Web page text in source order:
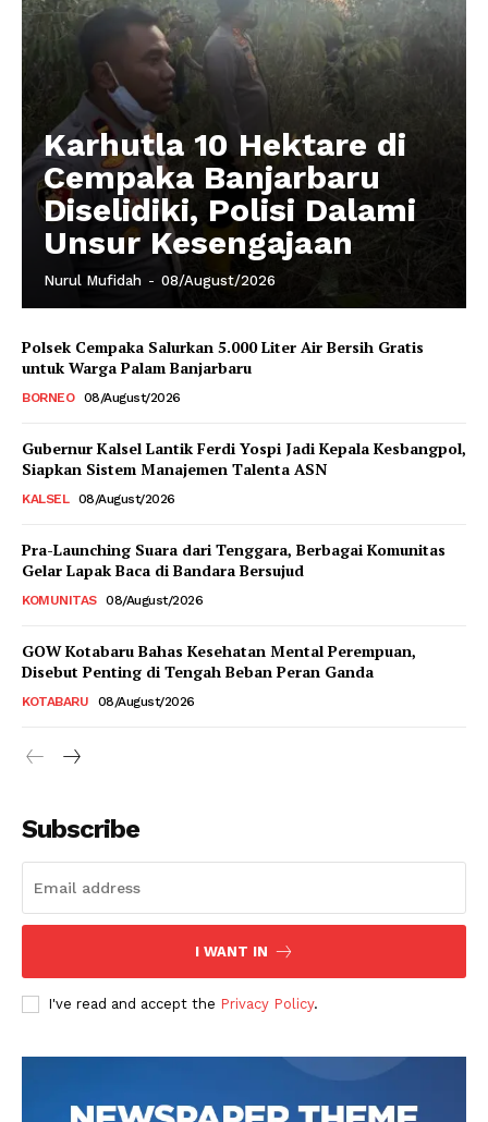
Karhutla 10 Hektare di
Cempaka Banjarbaru
Diselidiki, Polisi Dalami
Unsur Kesengajaan
Nurul Mufidah - 08/August/2026
Polsek Cempaka Salurkan 5.000 Liter Air Bersih Gratis
untuk Warga Palam Banjarbaru
BORNEO 08/August/2026
Gubernur Kalsel Lantik Ferdi Yospi Jadi Kepala Kesbangpol,
Siapkan Sistem Manajemen Talenta ASN
KALSEL 08/August/2026
Pra-Launching Suara dari Tenggara, Berbagai Komunitas
Gelar Lapak Baca di Bandara Bersujud
KOMUNITAS 08/August/2026
GOW Kotabaru Bahas Kesehatan Mental Perempuan,
Disebut Penting di Tengah Beban Peran Ganda
KOTABARU 08/August/2026
Subscribe
I WANT IN
I've read and accept the Privacy Policy.